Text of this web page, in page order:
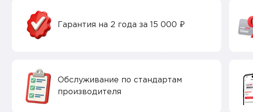
Гарантия на 2 года за 15 000 ₽
Обслуживание по стандартам
производителя